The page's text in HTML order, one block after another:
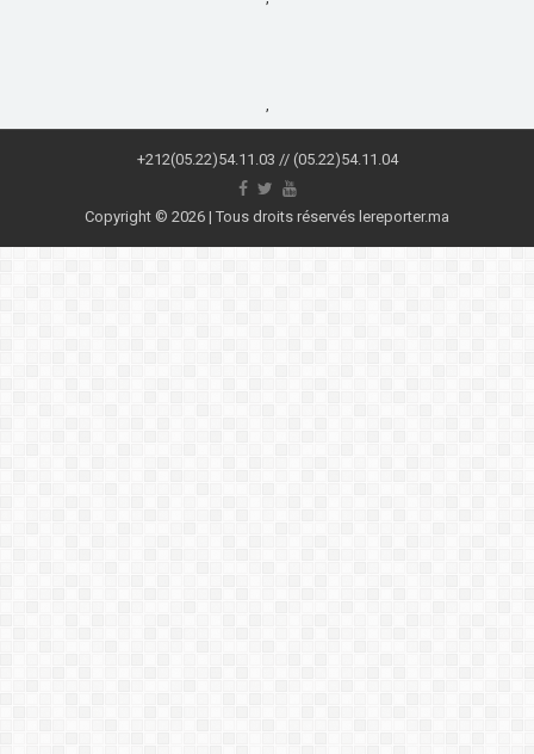
,
+212(05.22)54.11.03 // (05.22)54.11.04
Copyright © 2026 | Tous droits réservés lereporter.ma